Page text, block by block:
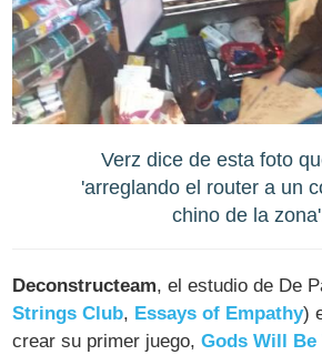
Verz dice de esta foto
'arreglando el router a un
chino de la
Deconstructeam, el estudio de De
Strings Club, Essays of Empathy)
crear su primer juego,Gods Will Be